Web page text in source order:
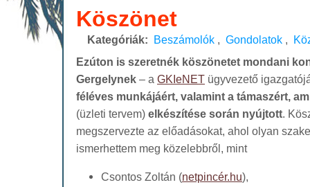
Köszönet
Kategóriák: Beszámolók , Gondolatok ,
Ezúton is szeretnék köszönetet mondani
Gergelynek – a GKIeNET ügyvezető
féléves munkájáért, valamint a támaszért,
(üzleti tervem) elkészítése során nyújtott.
megszervezte az előadásokat, ahol olyan
ismerhettem meg közelebbről, mint
Csontos Zoltán (netpincér.hu),